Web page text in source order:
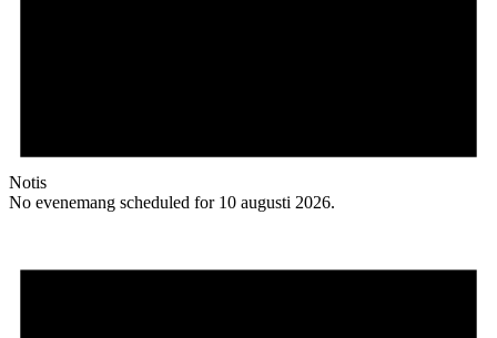
Notis
No evenemang scheduled for 10 augusti 2026.